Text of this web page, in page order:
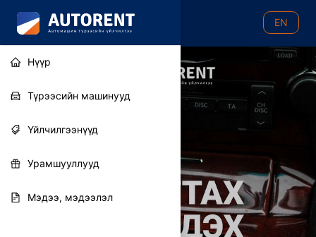
EN
Autorent
Нүүр
Түрээсийн машинууд
Үйлчилгээнүүд
Урамшууллууд
Мэдээ, мэдээлэл